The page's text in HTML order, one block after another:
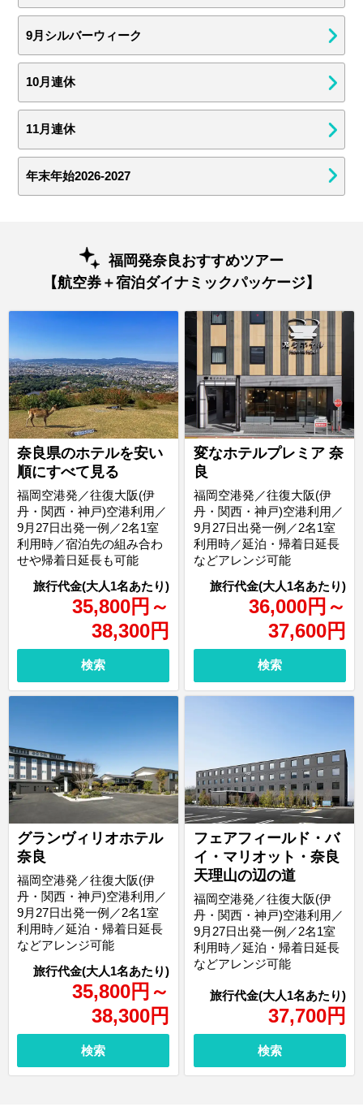
9月シルバーウィーク
10月連休
11月連休
年末年始2026-2027
福岡発奈良おすすめツアー
【航空券＋宿泊ダイナミックパッケージ】
奈良県のホテルを安い
順にすべて見る
35,800円 ～
38,300円
福岡空港発／往復大阪(伊
丹・関西・神戸)空港利用／
9月27日出発一例／2名1室
利用時／宿泊先の組み合わ
せや帰着日延長も可能
検索
変なホテルプレミア 奈
良
36,000円 ～
37,600円
福岡空港発／往復大阪(伊
丹・関西・神戸)空港利用／
9月27日出発一例／2名1室
利用時／延泊・帰着日延長
などアレンジ可能
検索
グランヴィリオホテル
奈良
35,800円 ～
38,300円
福岡空港発／往復大阪(伊
丹・関西・神戸)空港利用／
9月27日出発一例／2名1室
利用時／延泊・帰着日延長
などアレンジ可能
検索
フェアフィールド・バ
イ・マリオット・奈良
天理山の辺の道
37,700円
福岡空港発／往復大阪(伊
丹・関西・神戸)空港利用／
9月27日出発一例／2名1室
利用時／延泊・帰着日延長
などアレンジ可能
検索